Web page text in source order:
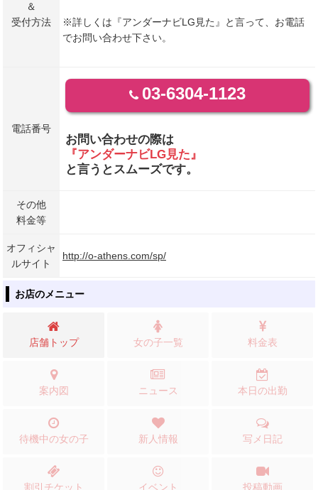
＆
受付方法
※詳しくは『アンダーナビLG見た』と言って、お電話
でお問い合わせ下さい。
電話番号
03-6304-1123
お問い合わせの際は
『アンダーナビLG見た』
と言うとスムーズです。
その他
料金等
オフィシャ
ルサイト
http://o-athens.com/sp/
お店のメニュー
店舗トップ 女の子一覧 料金表
案内図 ニュース 本日の出勤
待機中の女の子 新人情報 写メ日記
割引チケット イベント 投稿動画